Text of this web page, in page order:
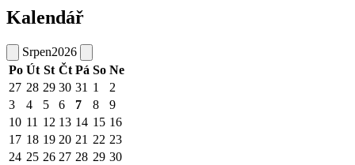
Kalendář
Srpen2026
Po Út St Čt Pá So Ne
27 28 29 30 31 1
2
3
4 5 6 7 8
9
10 11 12 13 14 15 16
17 18 19 20 21 22 23
24 25 26 27 28 29 30